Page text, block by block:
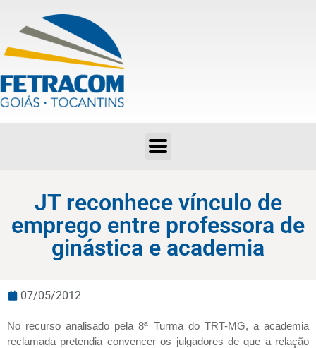
JT reconhece vínculo de
emprego entre professora de
ginástica e academia
07/05/2012
No recurso analisado pela 8ª Turma do TRT-MG, a academia
reclamada pretendia convencer os julgadores de que a relação